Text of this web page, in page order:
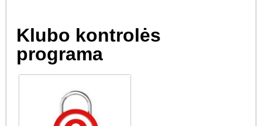
Klubo kontrolės
programa